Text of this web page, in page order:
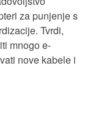
za punjenje s
Tvrdi,
mnogo e-
nove kabele i